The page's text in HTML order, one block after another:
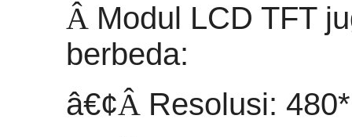
Â Modul LCD TFT
berbeda:
â€¢Â Resolusi: